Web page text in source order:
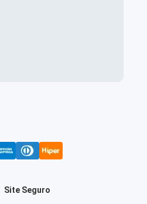
Site Seguro